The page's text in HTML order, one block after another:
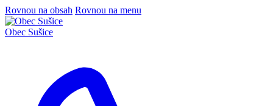
Rovnou na obsah Rovnou na menu
Obec Sušice